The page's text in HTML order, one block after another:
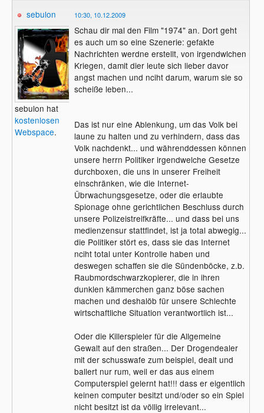
sebulon
sebulon hat
kostenlosen
Webspace.
10:30, 10.12.2009
Schau dir mal den Film "1974" an. Dort geht
es auch um so eine Szenerie: gefakte
Nachrichten werdne erstellt, von irgendwlchen
Kriegen, damit dier leute sich lieber davor
angst machen und nciht darum, warum sie so
scheiße leben...
Das ist nur eine Ablenkung, um das Volk bei
laune zu halten und zu verhindern, dass das
Volk nachdenkt... und währenddessen können
unsere herrn Politiker irgendwelche Gesetze
durchboxen, die uns in unserer Freiheit
einschränken, wie die Internet-
Übrwachungsgesetze, oder die erlaubte
Spionage ohne gerichtlichen Beschluss durch
unsere Polizeistreifkräfte... und dass bei uns
medienzensur stattfindet, ist ja total abwegig...
die Politiker stört es, dass sie das Internet
nciht total unter Kontrolle haben und
deswegen schaffen sie die Sündenböcke, z.b.
Raubmordschwarzkopierer, die in ihren
dunklen kämmerchen ganz böse sachen
machen und deshalöb für unsere Schlechte
wirtschaftliche Situation verantwortlich ist...
Oder die Killerspieler für die Allgemeine
Gewalt auf den straßen... Der Drogendealer
mit der schusswafe zum beispiel, dealt und
ballert nur rum, weil er das aus einem
Computerspiel gelernt hat!!! dass er eigentlich
keinen computer besitzt und/oder so ein Spiel
nicht besitzt ist da völlig irrelevant...